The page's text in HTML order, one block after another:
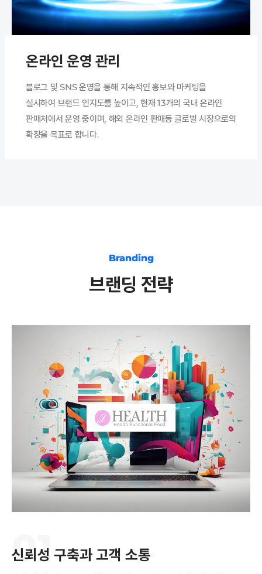
온라인 운영 관리
블로그 및 SNS 운영을 통해 지속적인 홍보와 마케팅을
실시하여 브랜드 인지도를 높이고, 현재 13개의 국내 온라인
판매처에서 운영 중이며, 해외 온라인 판매등 글로벌 시장으로의
확장을 목표로 합니다.
Branding
브랜딩 전략
01
신뢰성 구축과 고객 소통